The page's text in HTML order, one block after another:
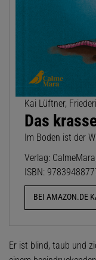
Kai Lüftner,
Das
Im Boden ist der
Verlag:
ISBN:
BEI AMAZON.DE
Er ist blind, taub und